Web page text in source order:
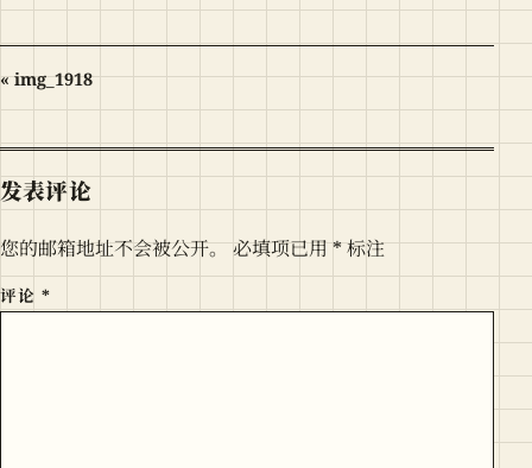
« img_1918
发表评论
您的邮箱地址不会被公开。必填项已用*标注
评论*